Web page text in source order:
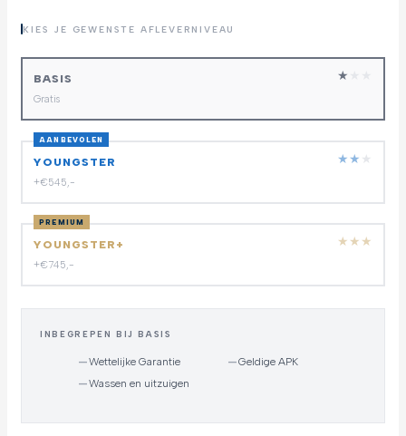
KIES JE GEWENSTE AFLEVERNIVEAU
BASIS
Gratis
★
AANBEVOLEN
YOUNGSTER
+€545,-
★★ ★
PREMIUM
YOUNGSTER+
+€745,-
★ ★ ★
INBEGREPEN BIJ BASIS
—Wettelijke Garantie —Geldige APK
—Wassen en uitzuigen